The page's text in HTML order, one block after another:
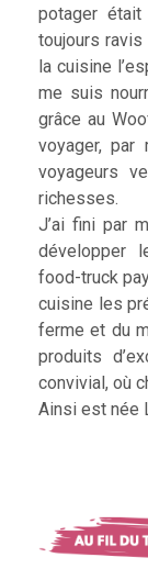
potager
toujours
la cuisine
me suis
grâce au
voyager,
voyageurs
richesses.
J’ai fini par
développer
food-truck
cuisine les
ferme et du
produits
convivial, où
Ainsi est née